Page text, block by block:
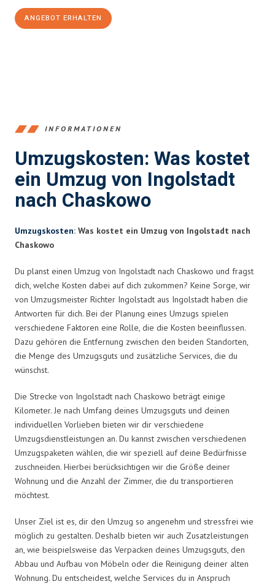
ANGEBOT ERHALTEN
INFORMATIONEN
Umzugskosten: Was kostet
ein Umzug von Ingolstadt
nach Chaskowo
Umzugskosten: Was kostet ein Umzug von Ingolstadt nach
Chaskowo
Du planst einen Umzug von Ingolstadt nach Chaskowo und fragst
dich, welche Kosten dabei auf dich zukommen? Keine Sorge, wir
von Umzugsmeister Richter Ingolstadt aus Ingolstadt haben die
Antworten für dich. Bei der Planung eines Umzugs spielen
verschiedene Faktoren eine Rolle, die die Kosten beeinflussen.
Dazu gehören die Entfernung zwischen den beiden Standorten,
die Menge des Umzugsguts und zusätzliche Services, die du
wünschst.
Die Strecke von Ingolstadt nach Chaskowo beträgt einige
Kilometer. Je nach Umfang deines Umzugsguts und deinen
individuellen Vorlieben bieten wir dir verschiedene
Umzugsdienstleistungen an. Du kannst zwischen verschiedenen
Umzugspaketen wählen, die wir speziell auf deine Bedürfnisse
zuschneiden. Hierbei berücksichtigen wir die Größe deiner
Wohnung und die Anzahl der Zimmer, die du transportieren
möchtest.
Unser Ziel ist es, dir den Umzug so angenehm und stressfrei wie
möglich zu gestalten. Deshalb bieten wir auch Zusatzleistungen
an, wie beispielsweise das Verpacken deines Umzugsguts, den
Abbau und Aufbau von Möbeln oder die Reinigung deiner alten
Wohnung. Du entscheidest, welche Services du in Anspruch